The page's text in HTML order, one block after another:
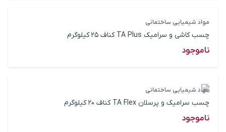
مواد شیمیایی ساختمانی
چسب کاشی و سرامیک TA Plus کناف 25 کیلوگرم
ناموجود
مواد شیمیایی ساختمانی
چسب سرامیک و پرسلان TA Flex کناف 20 کیلوگرم
ناموجود